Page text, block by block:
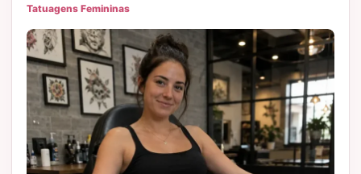
Tatuagens Femininas